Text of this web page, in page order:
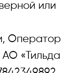
или
Оператор
«Тильда